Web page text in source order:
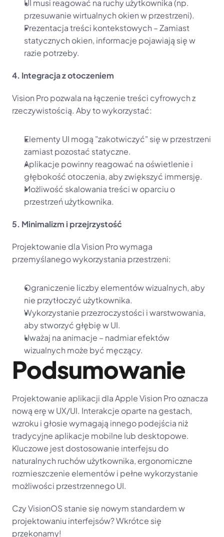
UI musi reagować na ruchy użytkownika (np.
przesuwanie wirtualnych okien w przestrzeni).
Prezentacja treści kontekstowych – Zamiast
statycznych okien, informacje pojawiają się w
razie potrzeby.
4. Integracja z otoczeniem
Vision Pro pozwala na łączenie treści cyfrowych z
rzeczywistością. Aby to wykorzystać:
Elementy UI mogą "zakotwiczyć" się w przestrzeni
zamiast pozostać statyczne.
Aplikacje powinny reagować na oświetlenie i
głębokość otoczenia, aby zwiększyć immersję.
Możliwość skalowania treści w oparciu o
przestrzeń użytkownika.
5. Minimalizm i przejrzystość
Projektowanie dla Vision Pro wymaga
przemyślanego wykorzystania przestrzeni:
Ograniczenie liczby elementów wizualnych, aby
nie przytłoczyć użytkownika.
Wykorzystanie przezroczystości i warstwowania,
aby stworzyć głębię w UI.
Uważaj na animacje – nadmiar efektów
wizualnych może być męczący.
Podsumowanie
Projektowanie aplikacji dla Apple Vision Pro oznacza
nową erę w UX/UI. Interakcje oparte na gestach,
wzroku i głosie wymagają innego podejścia niż
tradycyjne aplikacje mobilne lub desktopowe.
Kluczowe jest dostosowanie interfejsu do
naturalnych ruchów użytkownika, ergonomiczne
rozmieszczenie elementów i pełne wykorzystanie
możliwości przestrzennego UI.
Czy VisionOS stanie się nowym standardem w
projektowaniu interfejsów? Wkrótce się
przekonamy!